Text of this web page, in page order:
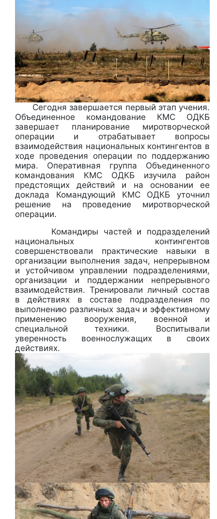
Сегодня завершается первый этап учения.
Объединенное командование КМС ОДКБ
завершает планирование миротворческой
операции и отрабатывает вопросы
взаимодействия национальных контингентов в
ходе проведения операции по поддержанию
мира. Оперативная группа Объединенного
командования КМС ОДКБ изучила район
предстоящих действий и на основании ее
доклада Командующий КМС ОДКБ уточнил
решение на проведение миротворческой
операции.
Командиры частей и подразделений
национальных контингентов
совершенствовали практические навыки в
организации выполнения задач, непрерывном
и устойчивом управлении подразделениями,
организации и поддержании непрерывного
взаимодействия. Тренировали личный состав
в действиях в составе подразделения по
выполнению различных задач и эффективному
применению вооружения, военной и
специальной техники. Воспитывали
уверенность военнослужащих в своих
действиях.